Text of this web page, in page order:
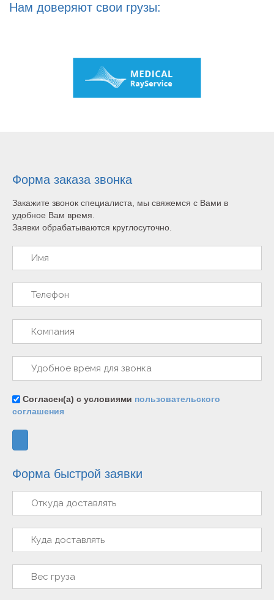
Нам доверяют свои грузы:
Форма заказа звонка
Закажите звонок специалиста, мы свяжемся с Вами в
удобное Вам время.
Заявки обрабатываются круглосуточно.
Согласен(а) с условиями пользовательского
соглашения
Форма быстрой заявки